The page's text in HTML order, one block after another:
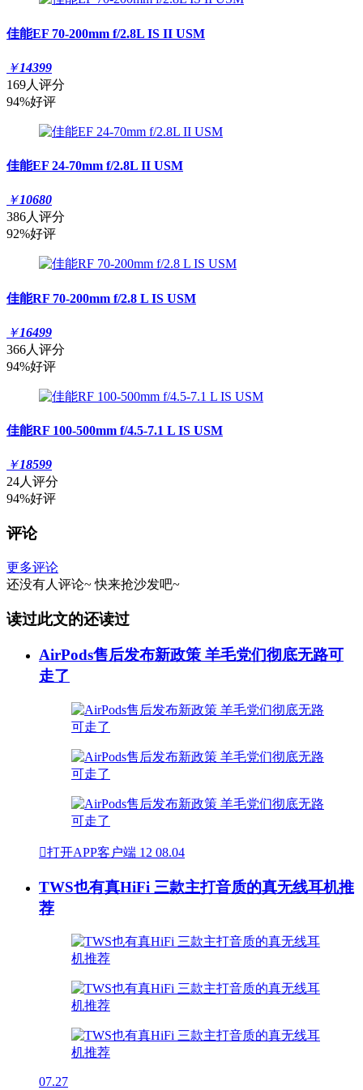
佳能EF 70-200mm f/2.8L IS II USM
￥14399
169人评分
94%好评
佳能EF 24-70mm f/2.8L II USM
￥10680
386人评分
92%好评
佳能RF 70-200mm f/2.8 L IS USM
￥16499
366人评分
94%好评
佳能RF 100-500mm f/4.5-7.1 L IS USM
￥18599
24人评分
94%好评
评论
更多评论
还没有人评论~ 快来抢沙发吧~
读过此文的还读过
AirPods售后发布新政策 羊毛党们彻底无路可
走了
打开APP客户端 12 08.04
TWS也有真HiFi 三款主打音质的真无线耳机推
荐
07.27